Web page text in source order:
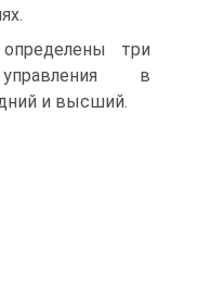
три
в
и высший.